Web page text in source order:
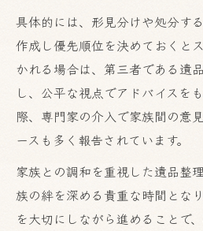
具体的には、形見分けや処分す
作成し優先順位を決めておくと
かれる場合は、第三者である遺
し、公平な視点でアドバイスを
際、専門家の介入で家族間の意
ースも多く報告されています。
家族との調和を重視した遺品整
族の絆を深める貴重な時間とな
を大切にしながら進めることで